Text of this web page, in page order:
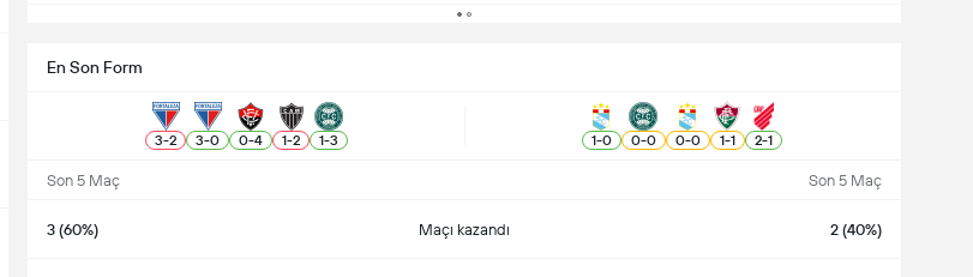
En Son Form
3-2 3-0 0-4 1-2 1-3 1-0 0-0 0-0 1-1 2-1
Son 5 Maç Son 5 Maç
3 (60%) Maçı kazandı 2 (40%)